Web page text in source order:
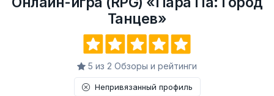
Танцев»
5 из 2 Обзоры и рейтинги
Непривязанный профиль